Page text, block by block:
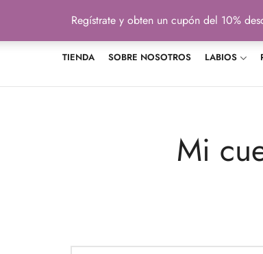
TIENDA SOBRE NOSOTROS LABIOS
Mi
Regístrate y obten un cupón del 10%